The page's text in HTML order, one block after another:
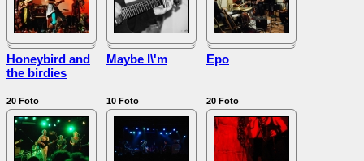
Honeybird and
the birdies
20 Foto
Maybe I\'m
10 Foto
Epo
20 Foto